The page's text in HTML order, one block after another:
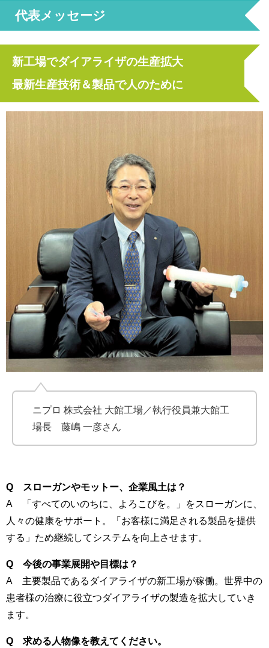
代表メッセージ
新工場でダイアライザの生産拡大
最新生産技術＆製品で人のために
ニプロ 株式会社 大館工場／執行役員兼大館工
場長 藤嶋 一彦さん
Q スローガンやモットー、企業風土は？
A 「すべてのいのちに、よろこびを。」をスローガンに、
人々の健康をサポート。「お客様に満足される製品を提供
する」ため継続してシステムを向上させます。
Q 今後の事業展開や目標は？
A 主要製品であるダイアライザの新工場が稼働。世界中の
患者様の治療に役立つダイアライザの製造を拡大していき
ます。
Q 求める人物像を教えてください。